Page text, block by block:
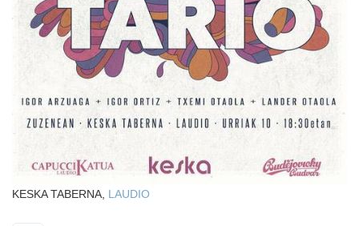
KESKA TABERNA, LAUDIO